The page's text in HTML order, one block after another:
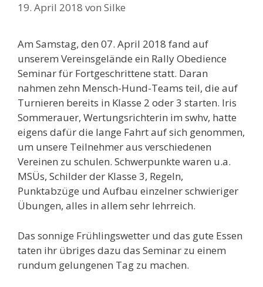
19. April 2018 von Silke
Am Samstag, den 07. April 2018 fand auf
unserem Vereinsgelände ein Rally Obedience
Seminar für Fortgeschrittene statt. Daran
nahmen zehn Mensch-Hund-Teams teil, die auf
Turnieren bereits in Klasse 2 oder 3 starten. Iris
Sommerauer, Wertungsrichterin im swhv, hatte
eigens dafür die lange Fahrt auf sich genommen,
um unsere Teilnehmer aus verschiedenen
Vereinen zu schulen. Schwerpunkte waren u.a.
MSÜs, Schilder der Klasse 3, Regeln,
Punktabzüge und Aufbau einzelner schwieriger
Übungen, alles in allem sehr lehrreich.
Das sonnige Frühlingswetter und das gute Essen
taten ihr übriges dazu das Seminar zu einem
rundum gelungenen Tag zu machen.